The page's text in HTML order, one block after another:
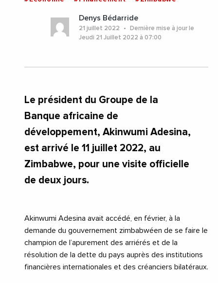
Denys Bédarride
21 juillet 2022
Dernière mise à jour le
Jeudi 21 Juillet 2022 à 07:00
Le président du Groupe de la
Banque africaine de
développement, Akinwumi Adesina,
est arrivé le 11 juillet 2022, au
Zimbabwe, pour une visite officielle
de deux jours.
Akinwumi Adesina avait accédé, en février, à la
demande du gouvernement zimbabwéen de se faire le
champion de l’apurement des arriérés et de la
résolution de la dette du pays auprès des institutions
financières internationales et des créanciers bilatéraux.